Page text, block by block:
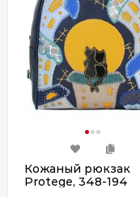
Кожаный рюкзак
Protege, 348-194